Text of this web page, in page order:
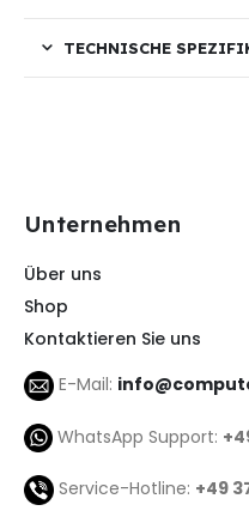
TECHNISCHE
Unternehmen
Über uns
Shop
Kontaktieren Sie uns
E-Mail:
WhatsApp Support:
Service-Hotline: +49